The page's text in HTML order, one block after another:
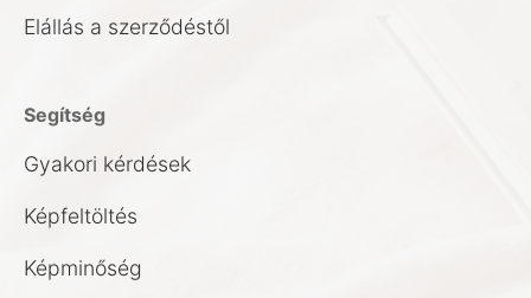
Elállás a szerződéstől
Segítség
Gyakori kérdések
Képfeltöltés
Képminőség